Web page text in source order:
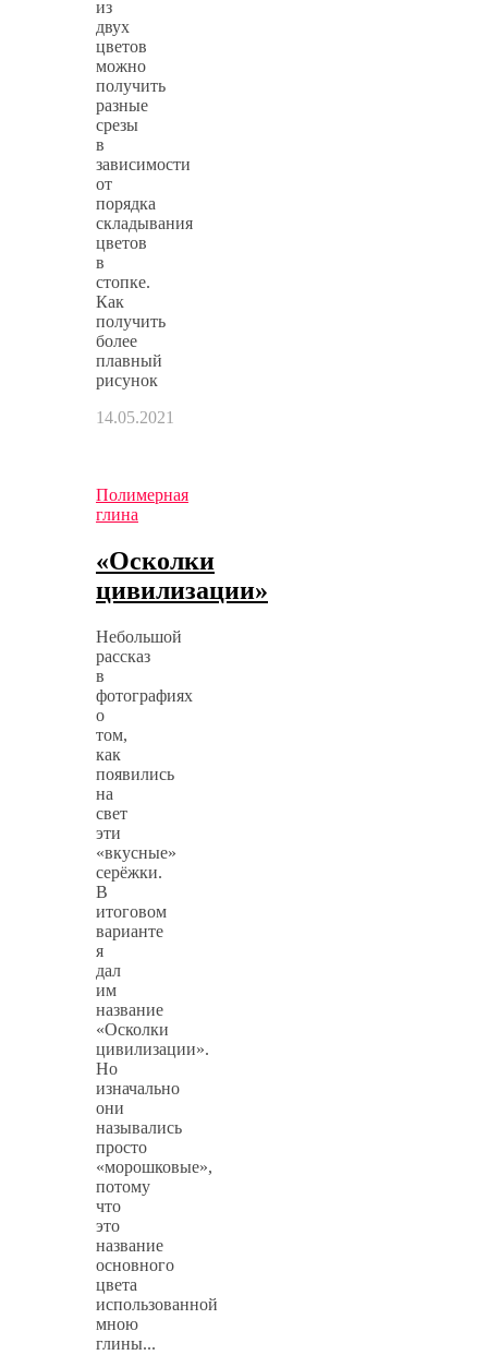
из
двух
цветов
можно
получить
разные
срезы
в
зависимости
от
порядка
складывания
цветов
в
стопке.
Как
получить
более
плавный
рисунок
14.05.2021
Полимерная
глина
«Осколки
цивилизации»
Небольшой
рассказ
в
фотографиях
о
том,
как
появились
на
свет
эти
«вкусные»
серёжки.
В
итоговом
варианте
я
дал
им
название
«Осколки
цивилизации».
Но
изначально
они
назывались
просто
«морошковые»,
потому
что
это
название
основного
цвета
использованной
мною
глины...